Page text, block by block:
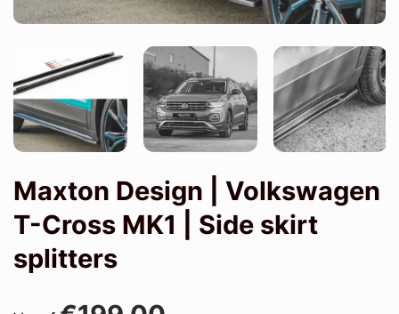
Maxton Design | Volkswagen
T-Cross MK1 | Side skirt
splitters